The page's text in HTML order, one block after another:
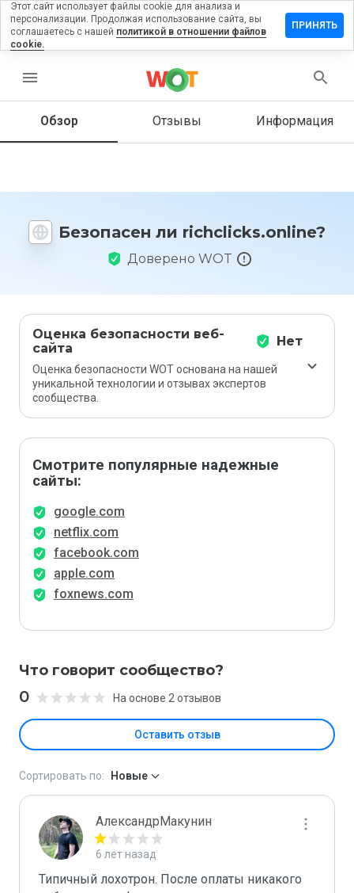
menu
Обзор Отзывы Информация
Безопасен ли richclicks.online?
Доверено WOT
Оценка безопасности веб-
сайта
Нет
Оценка безопасности WOT основана на нашей
уникальной технологии и отзывах экспертов
сообщества.
Смотрите популярные надежные
сайты:
google.com
netflix.com
facebook.com
apple.com
foxnews.com
Что говорит сообщество?
0 На основе 2 отзывов
Оставить отзыв
на
Как бы
этот
1 до 5?
Сортировать по: Новые
АлександрМакунин
6 лет назад
Типичный лохотрон. После оплаты никакого
Этот сайт использует файлы cookie для анализа и
персонализации. Продолжая использование сайта, вы
соглашаетесь с нашей политикой в отношении файлов
cookie.
ПРИНЯТЬ